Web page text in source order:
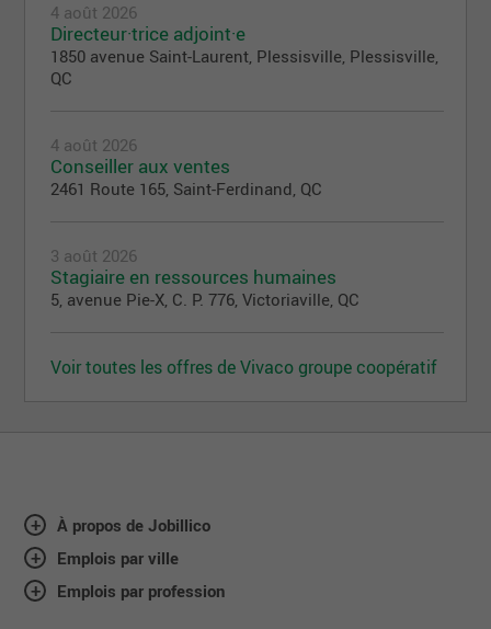
4 août 2026
Directeur·trice adjoint·e
1850 avenue Saint-Laurent, Plessisville, Plessisville,
QC
4 août 2026
Conseiller aux ventes
2461 Route 165, Saint-Ferdinand, QC
3 août 2026
Stagiaire en ressources humaines
5, avenue Pie-X, C. P. 776, Victoriaville, QC
Voir toutes les offres de Vivaco groupe coopératif
À propos de Jobillico
Emplois par ville
Emplois par profession